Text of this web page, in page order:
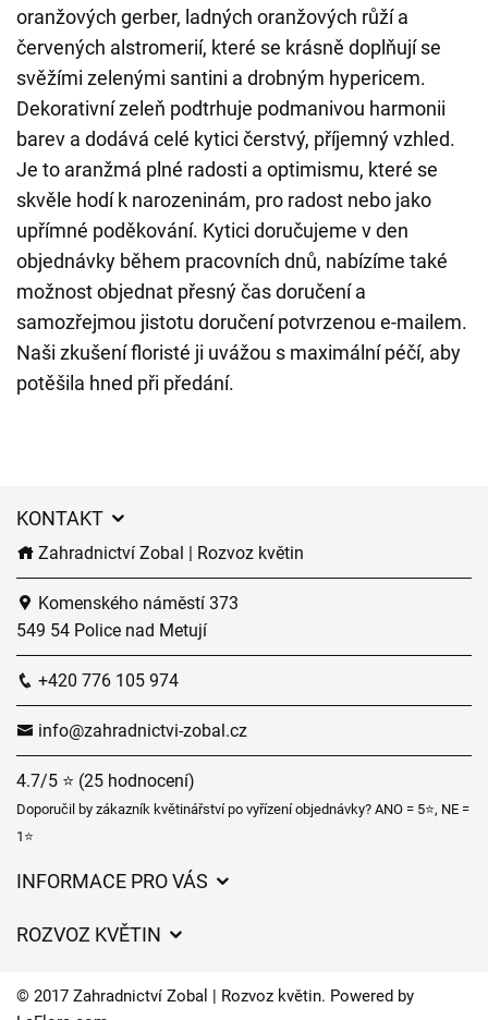
oranžových gerber, ladných oranžových růží a
červených alstromerií, které se krásně doplňují se
svěžími zelenými santini a drobným hypericem.
Dekorativní zeleň podtrhuje podmanivou harmonii
barev a dodává celé kytici čerstvý, příjemný vzhled.
Je to aranžmá plné radosti a optimismu, které se
skvěle hodí k narozeninám, pro radost nebo jako
upřímné poděkování. Kytici doručujeme v den
objednávky během pracovních dnů, nabízíme také
možnost objednat přesný čas doručení a
samozřejmou jistotu doručení potvrzenou e-mailem.
Naši zkušení floristé ji uvážou s maximální péčí, aby
potěšila hned při předání.
KONTAKT
Zahradnictví Zobal | Rozvoz květin
Komenského náměstí 373
549 54 Police nad Metují
+420 776 105 974
info@zahradnictvi-zobal.cz
4.7/5 ⭐ (25 hodnocení)
Doporučil by zákazník květinářství po vyřízení objednávky? ANO = 5⭐, NE =
1⭐
INFORMACE PRO VÁS
Často kladené dotazy
ROZVOZ KVĚTIN
Zahradnické služby
© 2017 Zahradnictví Zobal | Rozvoz květin. Powered by